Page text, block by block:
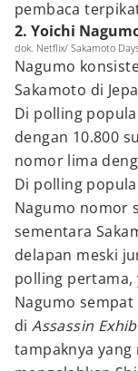
pembaca
2. Yoichi
dok. Netflix/ Sakamoto
Nagumo
Sakamoto di
Di polling
dengan 10.800
nomor lima
Di polling
Nagumo nomor
sementara
delapan meski
polling pertama,
Nagumo
diAssassin
tampaknya